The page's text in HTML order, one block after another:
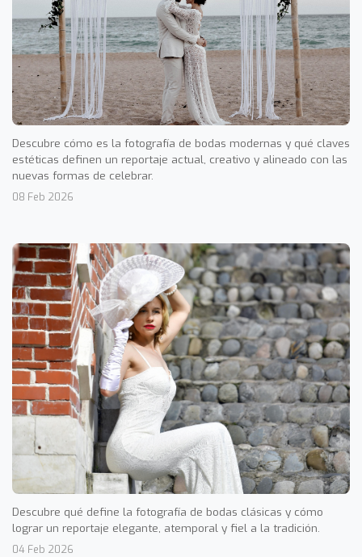
Descubre cómo es la fotografía de bodas modernas y qué claves
estéticas definen un reportaje actual, creativo y alineado con las
nuevas formas de celebrar.
08 Feb 2026
Descubre qué define la fotografía de bodas clásicas y cómo
lograr un reportaje elegante, atemporal y fiel a la tradición.
04 Feb 2026